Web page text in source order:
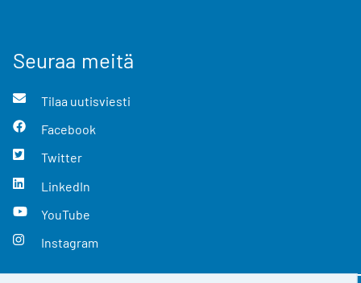
Seuraa meitä
Tilaa uutisviesti
Facebook
Twitter
LinkedIn
YouTube
Instagram